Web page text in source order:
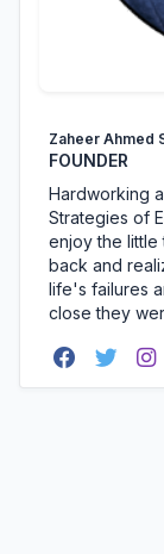
Zaheer Ahmed
FOUNDER
Hardworking
Strategies of
enjoy the little
back and
life's failures
close they